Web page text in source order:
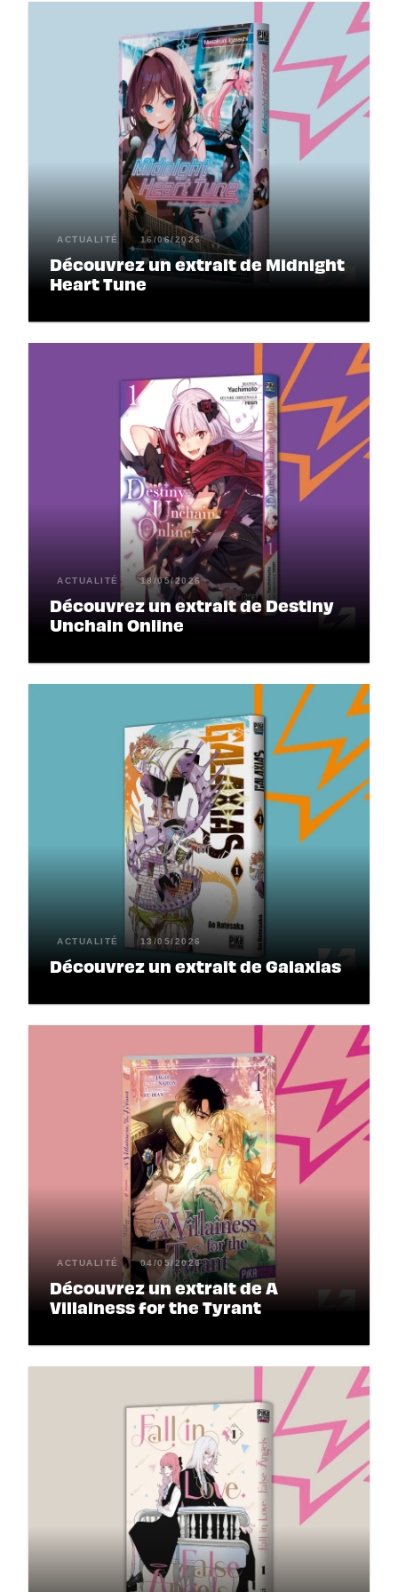
ACTUALITÉ 16/06/2026
Découvrez un extrait de Midnight
Heart Tune
ACTUALITÉ 18/05/2026
Découvrez un extrait de Destiny
Unchain Online
ACTUALITÉ 13/05/2026
Découvrez un extrait de Galaxias
ACTUALITÉ 04/05/2026
Découvrez un extrait de A
Villainess for the Tyrant